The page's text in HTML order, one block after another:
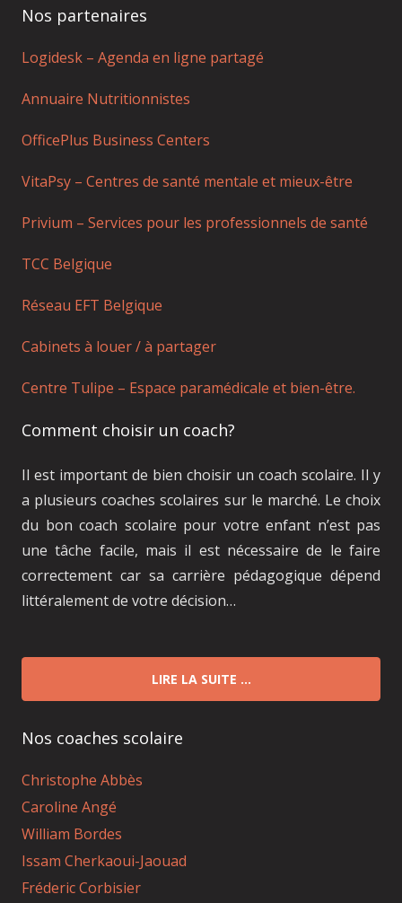
Nos partenaires
Logidesk – Agenda en ligne partagé
Annuaire Nutritionnistes
OfficePlus Business Centers
VitaPsy – Centres de santé mentale et mieux-être
Privium – Services pour les professionnels de santé
TCC Belgique
Réseau EFT Belgique
Cabinets à louer / à partager
Centre Tulipe – Espace paramédicale et bien-être.
Comment choisir un coach?
Il est important de bien choisir un coach scolaire. Il y
a plusieurs coaches scolaires sur le marché. Le choix
du bon coach scolaire pour votre enfant n’est pas
une tâche facile, mais il est nécessaire de le faire
correctement car sa carrière pédagogique dépend
littéralement de votre décision…
LIRE LA SUITE …
Nos coaches scolaire
Christophe Abbès
Caroline Angé
William Bordes
Issam Cherkaoui-Jaouad
Fréderic Corbisier